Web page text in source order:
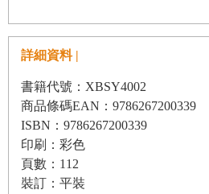
詳細資料 |
書籍代號：XBSY4002
商品條碼EAN：9786267200339
ISBN：9786267200339
印刷：彩色
頁數：112
裝訂：平裝